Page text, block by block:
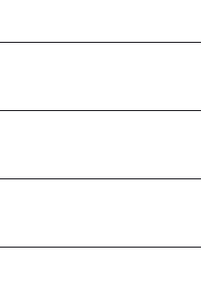
Castilla y León
Basilicata
Molise